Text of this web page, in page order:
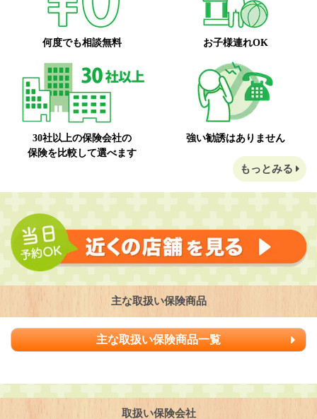
何度でも相談無料 お子様連れOK
30社以上の保険会社の
保険を比較して選べます
強い勧誘はありません
もっとみる
主な取扱い保険商品
主な取扱い保険商品一覧
取扱い保険会社